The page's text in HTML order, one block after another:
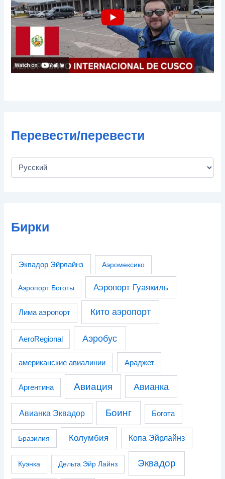
т
ы
Перевести/перевести
Бирки
Эквадор Эйрлайнз Аэромексико
Аэропорт Боготы Аэропорт Гуаякиль
Лима аэропорт Кито аэропорт
AeroRegional Аэробус
американские авиалинии Араджет
Аргентина Авиация Авианка
Авианка Эквадор Боинг Богота
Бразилия Колумбия Копа Эйрлайнз
Куэнка Дельта Эйр Лайнз Эквадор